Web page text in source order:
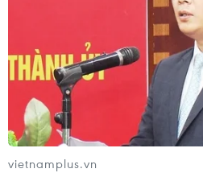
#Angelo Seminara
Theo dõi VietnamPlus
vietnamplus.vn